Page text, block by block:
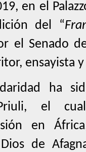
en el
del “
el Senado
ensayista
ha
el
en
de